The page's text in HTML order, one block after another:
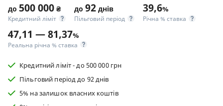
до 500 000 ₴
Кредитний ліміт
до 92 днів
Пільговий період
39,6%
Річна % ставка
47,11 — 81,37%
Реальна річна % ставка
Кредитний ліміт - до 500 000 грн
Пільговий період до 92 днів
5% на залишок власних коштів